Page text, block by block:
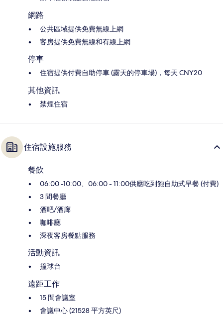
網路
公共區域提供免費無線上網
客房提供免費無線和有線上網
停車
住宿提供付費自助停車 (露天的停車場)，每天 CNY20
其他資訊
禁煙住宿
住宿設施服務
餐飲
06:00 -10:00、06:00 - 11:00供應吃到飽自助式早餐 (付費)
3 間餐廳
酒吧/酒廊
咖啡廳
深夜客房餐點服務
活動資訊
撞球台
遠距工作
15 間會議室
會議中心 (21528 平方英尺)